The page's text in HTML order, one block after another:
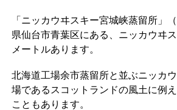
「ニッカウヰスキー宮城峡蒸留所」
県仙台市青葉区にある、ニッカウヰ
メートルあります。
北海道工場余市蒸留所と並ぶニッカ
場であるスコットランドの風土に例
こともあります。